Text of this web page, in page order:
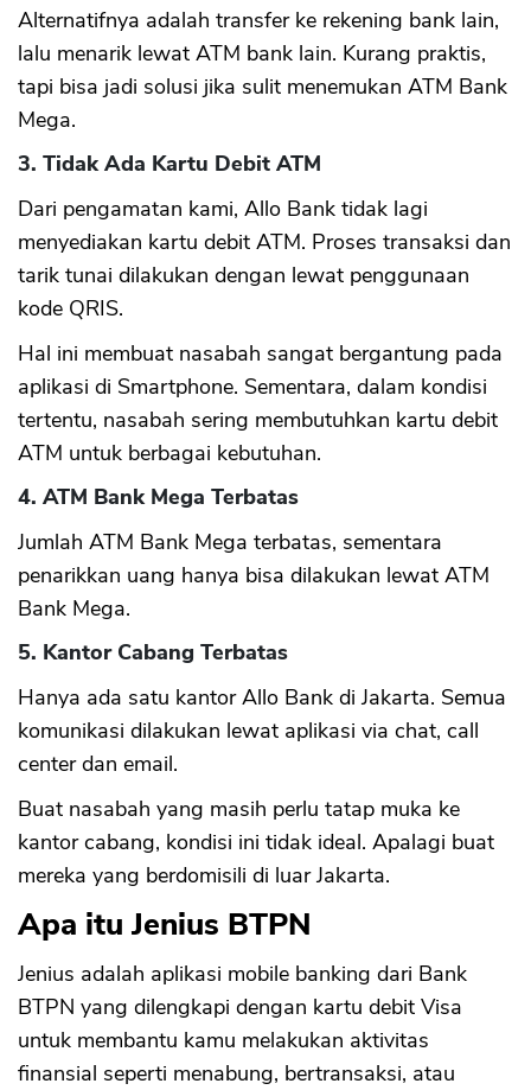
Alternatifnya adalah transfer ke rekening bank lain,
lalu menarik lewat ATM bank lain. Kurang praktis,
tapi bisa jadi solusi jika sulit menemukan ATM Bank
Mega.
3. Tidak Ada Kartu Debit ATM
Dari pengamatan kami, Allo Bank tidak lagi
menyediakan kartu debit ATM. Proses transaksi dan
tarik tunai dilakukan dengan lewat penggunaan
kode QRIS.
Hal ini membuat nasabah sangat bergantung pada
aplikasi di Smartphone. Sementara, dalam kondisi
tertentu, nasabah sering membutuhkan kartu debit
ATM untuk berbagai kebutuhan.
4. ATM Bank Mega Terbatas
Jumlah ATM Bank Mega terbatas, sementara
penarikkan uang hanya bisa dilakukan lewat ATM
Bank Mega.
5. Kantor Cabang Terbatas
Hanya ada satu kantor Allo Bank di Jakarta. Semua
komunikasi dilakukan lewat aplikasi via chat, call
center dan email.
Buat nasabah yang masih perlu tatap muka ke
kantor cabang, kondisi ini tidak ideal. Apalagi buat
mereka yang berdomisili di luar Jakarta.
Apa itu Jenius BTPN
Jenius adalah aplikasi mobile banking dari Bank
BTPN yang dilengkapi dengan kartu debit Visa
untuk membantu kamu melakukan aktivitas
finansial seperti menabung, bertransaksi, atau